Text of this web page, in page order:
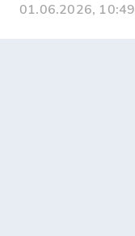
01.06.2026, 10:49